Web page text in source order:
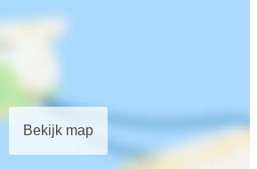
Bekijk map